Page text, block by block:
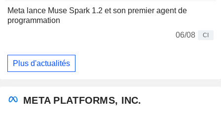
Meta lance Muse Spark 1.2 et son premier agent de
programmation
06/08
CI
Plus d'actualités
META PLATFORMS, INC.